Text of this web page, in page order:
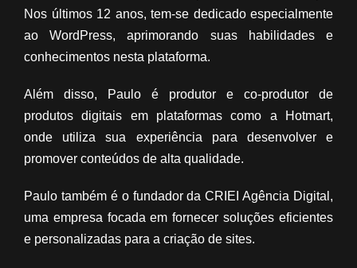
Nos últimos 12 anos, tem-se dedicado especialmente
ao WordPress, aprimorando suas habilidades e
conhecimentos nesta plataforma.
Além disso, Paulo é produtor e co-produtor de
produtos digitais em plataformas como a Hotmart,
onde utiliza sua experiência para desenvolver e
promover conteúdos de alta qualidade.
Paulo também é o fundador da CRIEI Agência Digital,
uma empresa focada em fornecer soluções eficientes
e personalizadas para a criação de sites.